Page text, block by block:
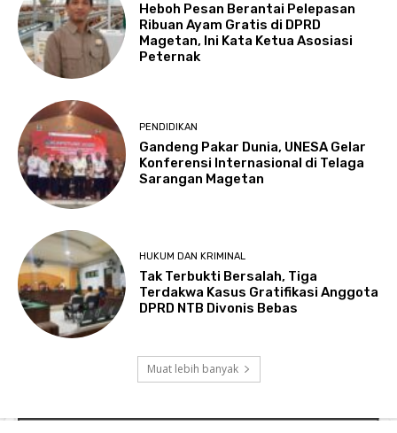
Heboh Pesan Berantai Pelepasan
Ribuan Ayam Gratis di DPRD
Magetan, Ini Kata Ketua Asosiasi
Peternak
PENDIDIKAN
Gandeng Pakar Dunia, UNESA Gelar
Konferensi Internasional di Telaga
Sarangan Magetan
HUKUM DAN KRIMINAL
Tak Terbukti Bersalah, Tiga
Terdakwa Kasus Gratifikasi Anggota
DPRD NTB Divonis Bebas
Muat lebih banyak